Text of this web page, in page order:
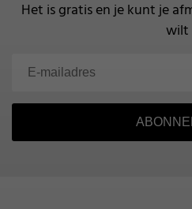
Het is gratis en je kunt je
wilt